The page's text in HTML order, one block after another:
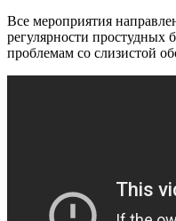
Все мероприятия
регулярности простудных
проблемам со слизистой